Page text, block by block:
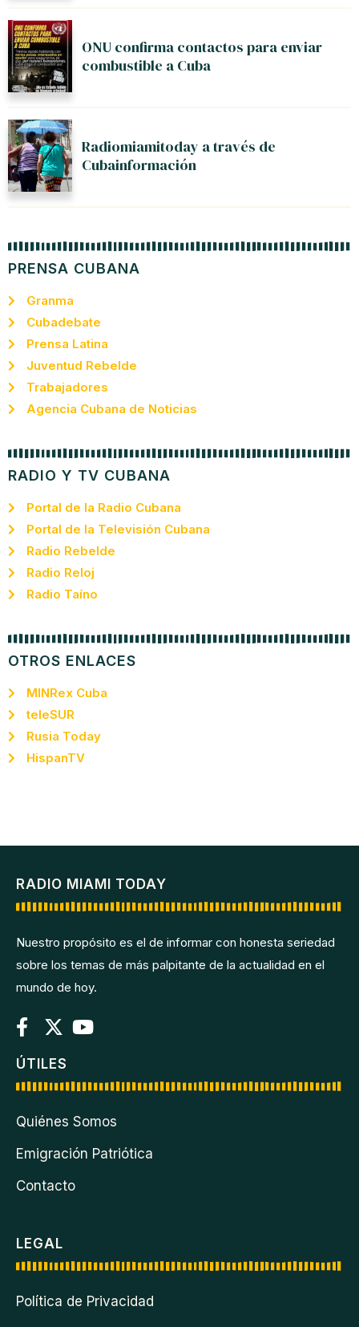
ONU confirma contactos para enviar
combustible a Cuba
Radiomiamitoday a través de
Cubainformación
PRENSA CUBANA
Granma
Cubadebate
Prensa Latina
Juventud Rebelde
Trabajadores
Agencia Cubana de Noticias
RADIO Y TV CUBANA
Portal de la Radio Cubana
Portal de la Televisión Cubana
Radio Rebelde
Radio Reloj
Radio Taíno
OTROS ENLACES
MINRex Cuba
teleSUR
Rusia Today
HispanTV
RADIO MIAMI TODAY
Nuestro propósito es el de informar con honesta seriedad
sobre los temas de más palpitante de la actualidad en el
mundo de hoy.
ÚTILES
Quiénes Somos
Emigración Patriótica
Contacto
LEGAL
Política de Privacidad